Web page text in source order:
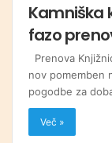
Kamniška
fazo
Prenova
nov pomemben
pogodbe za
Več »